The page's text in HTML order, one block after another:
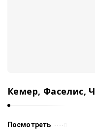
Кемер, Фаселис,
Посмотреть